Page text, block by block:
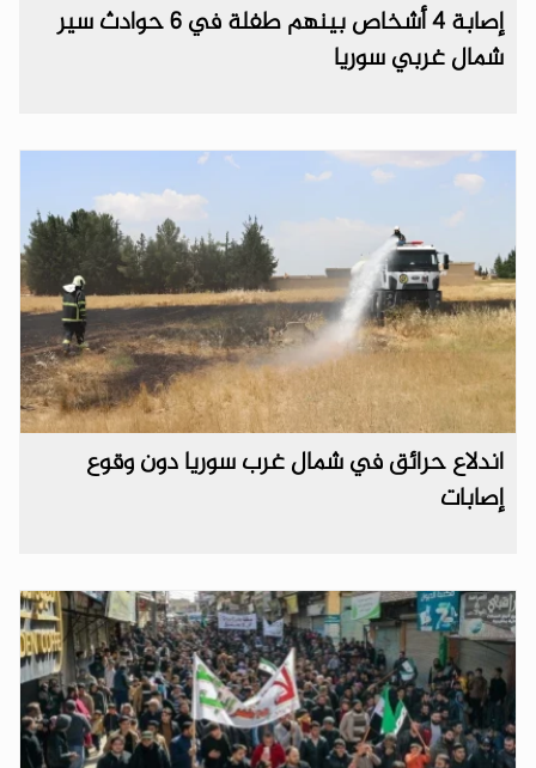
إصابة 4 أشخاص بينهم طفلة في 6 حوادث سير
شمال غربي سوريا
اندلاع حرائق في شمال غرب سوريا دون وقوع
إصابات